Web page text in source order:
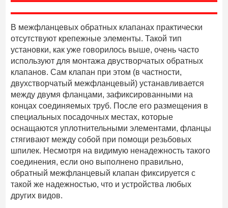
В межфланцевых обратных клапанах практически
отсутствуют крепежные элементы. Такой тип
установки, как уже говорилось выше, очень часто
используют для монтажа двустворчатых обратных
клапанов. Сам клапан при этом (в частности,
двухстворчатый межфланцевый) устанавливается
между двумя фланцами, зафиксированными на
концах соединяемых труб. После его размещения в
специальных посадочных местах, которые
оснащаются уплотнительными элементами, фланцы
стягивают между собой при помощи резьбовых
шпилек. Несмотря на видимую ненадежность такого
соединения, если оно выполнено правильно,
обратный межфланцевый клапан фиксируется с
такой же надежностью, что и устройства любых
других видов.